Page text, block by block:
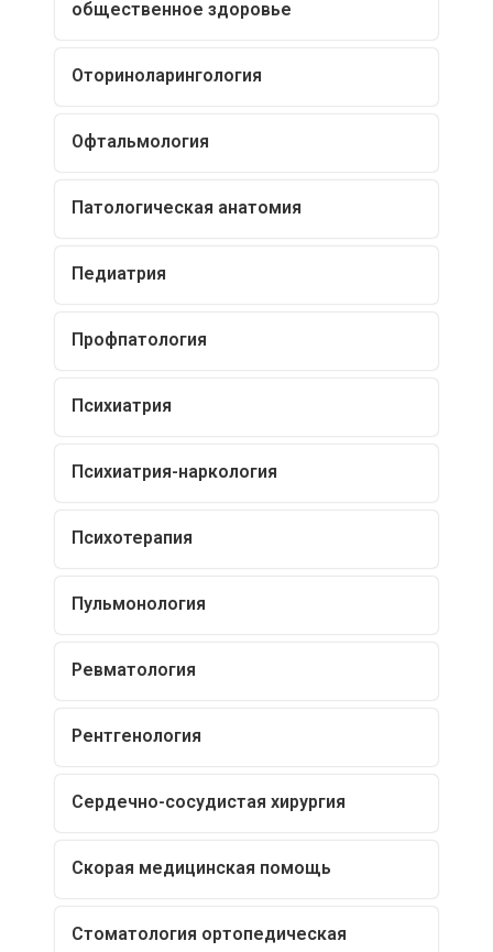
общественное здоровье
Оториноларингология
Офтальмология
Патологическая анатомия
Педиатрия
Профпатология
Психиатрия
Психиатрия-наркология
Психотерапия
Пульмонология
Ревматология
Рентгенология
Сердечно-сосудистая хирургия
Скорая медицинская помощь
Стоматология ортопедическая